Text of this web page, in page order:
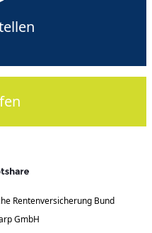
Rentenversicherung Bund
GmbH